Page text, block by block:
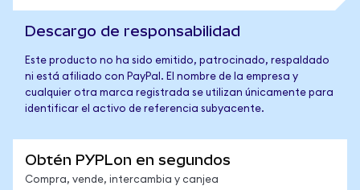
Descargo de responsabilidad
Este producto no ha sido emitido, patrocinado, respaldado
ni está afiliado con PayPal. El nombre de la empresa y
cualquier otra marca registrada se utilizan únicamente para
identificar el activo de referencia subyacente.
Obtén PYPLon en segundos
Compra, vende, intercambia y canjea